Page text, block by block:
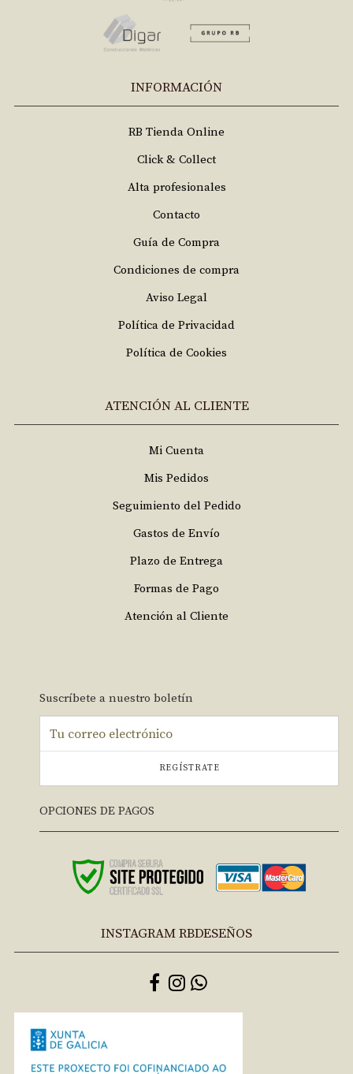
INFORMACIÓN
RB Tienda Online
Click & Collect
Alta profesionales
Contacto
Guía de Compra
Condiciones de compra
Aviso Legal
Política de Privacidad
Política de Cookies
ATENCIÓN AL CLIENTE
Mi Cuenta
Mis Pedidos
Seguimiento del Pedido
Gastos de Envío
Plazo de Entrega
Formas de Pago
Atención al Cliente
Suscríbete a nuestro boletín
REGÍSTRATE
OPCIONES DE PAGOS
INSTAGRAM RBDESEÑOS